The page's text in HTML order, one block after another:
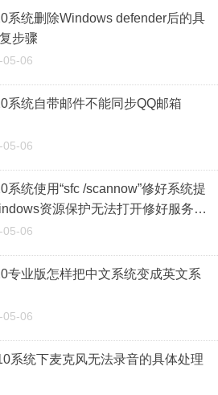
系统删除Windows defender后的具
步骤
05-06
系统自带邮件不能同步QQ邮箱
05-06
系统使用“sfc /scannow”修好系统提
资源保护无法打开修好服务的
理办法
05-06
专业版怎样把中文系统变成英文系
05-06
系统下麦克风无法录音的具体处理